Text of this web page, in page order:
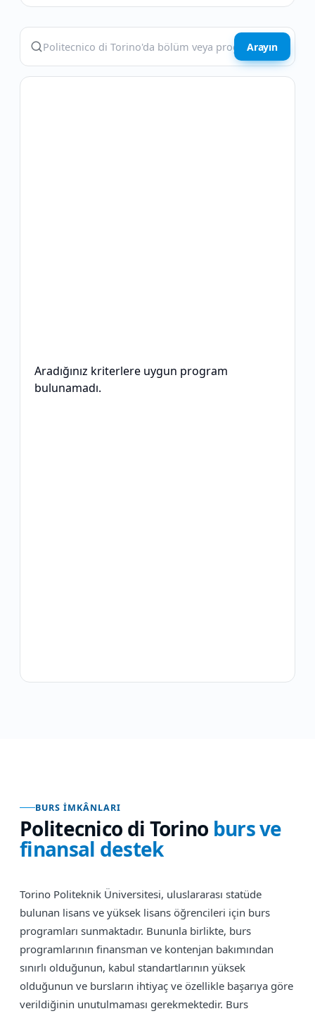
Arayın
Aradığınız kriterlere uygun program
bulunamadı.
BURS İMKÂNLARI
Politecnico di Torino burs ve
finansal destek
Torino Politeknik Üniversitesi, uluslararası statüde
bulunan lisans ve yüksek lisans öğrencileri için burs
programları sunmaktadır. Bununla birlikte, burs
programlarının finansman ve kontenjan bakımından
sınırlı olduğunun, kabul standartlarının yüksek
olduğunun ve bursların ihtiyaç ve özellikle başarıya göre
verildiğinin unutulmaması gerekmektedir. Burs